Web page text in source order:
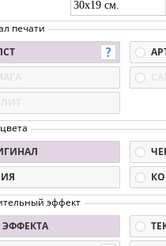
печати
эффект
ЭФФЕКТА